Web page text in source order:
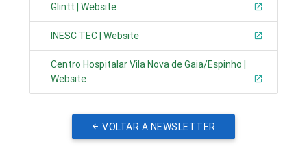
Glintt | Website
INESC TEC | Website
Centro Hospitalar Vila Nova de Gaia/Espinho |
Website
VOLTAR A NEWSLETTER